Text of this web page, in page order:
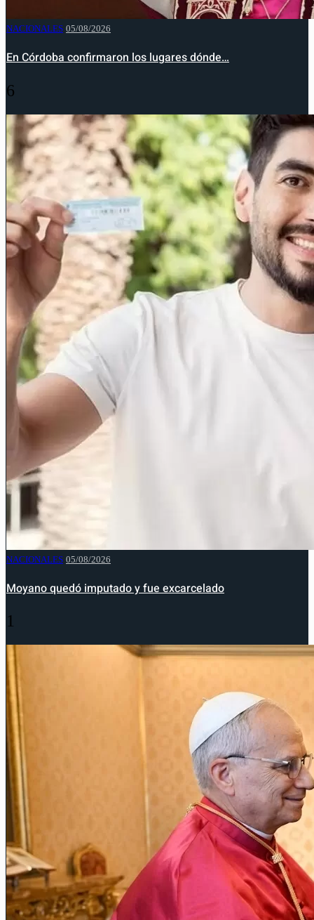
NACIONALES 05/08/2026
En Córdoba confirmaron los lugares dónde…
6
NACIONALES 05/08/2026
Moyano quedó imputado y fue excarcelado
1